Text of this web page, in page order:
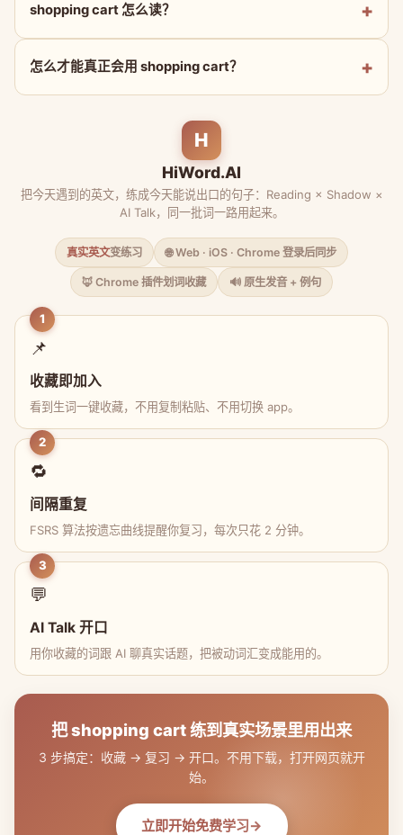
shopping cart 怎么读？
怎么才能真正会用 shopping cart？
H
HiWord.AI
把今天遇到的英文，练成今天能说出口的句子：Reading × Shadow ×
AI Talk，同一批词一路用起来。
真实英文变练习 🌐 Web · iOS · Chrome 登录后同步
🦊 Chrome 插件划词收藏 🔊 原生发音 + 例句
1
📌
收藏即加入
看到生词一键收藏，不用复制粘贴、不用切换 app。
2
🔁
间隔重复
FSRS 算法按遗忘曲线提醒你复习，每次只花 2 分钟。
3
💬
AI Talk 开口
用你收藏的词跟 AI 聊真实话题，把被动词汇变成能用的。
把 shopping cart 练到真实场景里用出来
3 步搞定：收藏 → 复习 → 开口。不用下载，打开网页就开
始。
立即开始免费学习